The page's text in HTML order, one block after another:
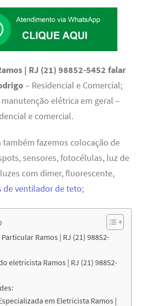
| RJ (21) 98852-5452 falar
– Residencial e Comercial;
elétrica em geral –
e comercial.
também fazemos colocação de
sensores, fotocélulas, luz de
com dimer, fluorescente,
de ventilador de teto;
Ramos | RJ (21) 98852-
eletricista Ramos | RJ (21) 98852-
em Eletricista Ramos |